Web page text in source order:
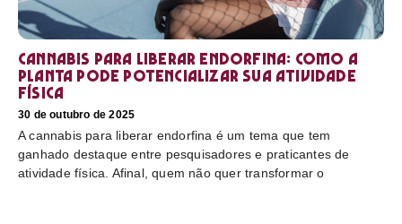
Cannabis para liberar endorfina: como a
planta pode potencializar sua atividade
física
30 de outubro de 2025
A cannabis para liberar endorfina é um tema que tem
ganhado destaque entre pesquisadores e praticantes de
atividade física. Afinal, quem não quer transformar o